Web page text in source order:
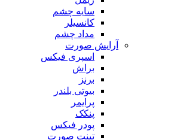
سایه چشم
کانسیلر
مداد چشم
آرایش صورت
اسپری فیکس
براش
برنز
بیوتی بلندر
پرایمر
پنکک
پودر فیکس
تینت صورت